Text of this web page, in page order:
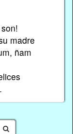
madre
ñam